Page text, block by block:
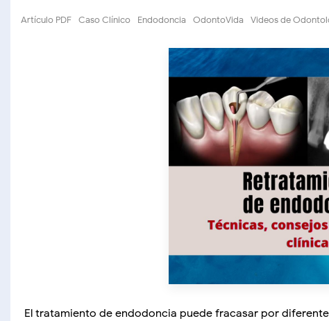
Artículo PDF Caso Clínico Endodoncia OdontoVida Videos de
El tratamiento de endodoncia puede fracasar por